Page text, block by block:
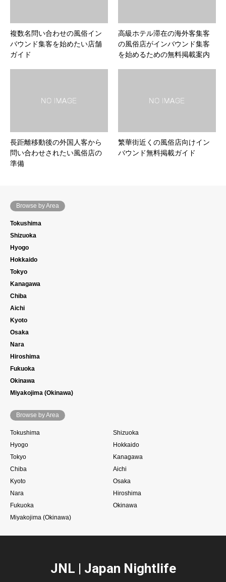
複数名問い合わせの風俗イン
バウンド集客を始めたい店舗
ガイド
高級ホテル滞在の海外客集客
の風俗店がインバウンド集客
を始めるための無料掲載案内
長距離移動後の外国人客から
問い合わせされたい風俗店の
準備
繁華街近くの風俗店向けイン
バウンド無料掲載ガイド
Browse by Area
Tokushima
Shizuoka
Hyogo
Hokkaido
Tokyo
Kanagawa
Chiba
Aichi
Kyoto
Osaka
Nara
Hiroshima
Fukuoka
Okinawa
Miyakojima (Okinawa)
Browse by Area
Tokushima
Shizuoka
Hyogo
Hokkaido
Tokyo
Kanagawa
Chiba
Aichi
Kyoto
Osaka
Nara
Hiroshima
Fukuoka
Okinawa
Miyakojima (Okinawa)
JNL | Japan Nightlife